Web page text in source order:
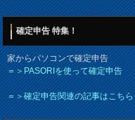
確定申告 特集！
家からパソコンで確定申告
＝＞PASORIを使って確定申告
＝＞確定申告関連の記事はこちら